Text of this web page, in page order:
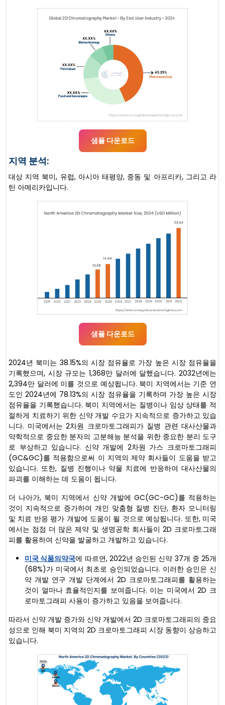
샘플 다운로드
지역 분석:
대상 지역 북미, 유럽, 아시아 태평양, 중동 및 아프리카, 그리고 라
틴 아메리카입니다.
샘플 다운로드
2024년 북미는 38.15%의 시장 점유율로 가장 높은 시장 점유율을
기록했으며, 시장 규모는 1,368만 달러에 달했습니다. 2032년에는
2,394만 달러에 이를 것으로 예상됩니다. 북미 지역에서는 기준 연
도인 2024년에 78.13%의 시장 점유율을 기록하며 가장 높은 시장
점유율을 기록했습니다. 북미 지역에서는 질병이나 임상 상태를 적
절하게 치료하기 위한 신약 개발 수요가 지속적으로 증가하고 있습
니다. 미국에서는 2차원 크로마토그래피가 질병 관련 대사산물과
약학적으로 중요한 분자의 고분해능 분석을 위한 중요한 분리 도구
로 부상하고 있습니다. 신약 개발에 2차원 가스 크로마토그래피
(GC&GC)를 적용함으로써 이 지역의 제약 회사들이 도움을 받고
있습니다. 또한, 질병 진행이나 약물 치료에 반응하여 대사산물의
파괴를 이해하는 데 도움이 됩니다.
더 나아가, 북미 지역에서 신약 개발에 GC(GC-GC)를 적용하는
것이 지속적으로 증가하여 개인 맞춤형 질병 진단, 환자 모니터링
및 치료 반응 평가 개발에 도움이 될 것으로 예상됩니다. 또한, 미국
에서는 점점 더 많은 제약 및 생명공학 회사들이 2D 크로마토그래
피를 활용하여 신약을 발굴하고 개발하고 있습니다.
미국 식품의약국에 따르면, 2022년 승인된 신약 37개 중 25개
(68%)가 미국에서 최초로 승인되었습니다. 이러한 승인은 신
약 개발 연구 개발 단계에서 2D 크로마토그래피를 활용하는
것이 얼마나 효율적인지를 보여줍니다. 이는 미국에서 2D 크
로마토그래피 사용이 증가하고 있음을 보여줍니다.
따라서 신약 개발 증가와 신약 개발에서 2D 크로마토그래피의 중요
성으로 인해 북미 지역의 2D 크로마토그래피 시장 동향이 상승하고
있습니다.